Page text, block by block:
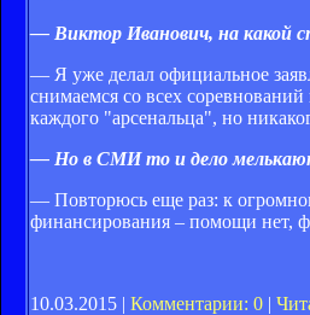
— Виктор Иванович, на какой
— Я уже делал официальное
снимаемся со всех
каждого "арсенальца", но
— Но в СМИ то и дело
— Повторюсь еще раз: к
финансирования – помощи нет,
10.03.2015 | Комментарии: 0 |